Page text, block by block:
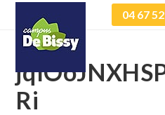
04 67
Ri